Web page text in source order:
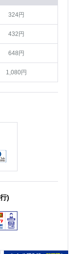
324円
432円
648円
1,080円
)